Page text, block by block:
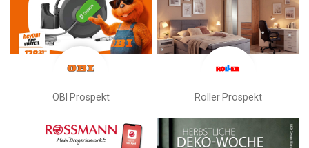
OBI Prospekt Roller Prospekt